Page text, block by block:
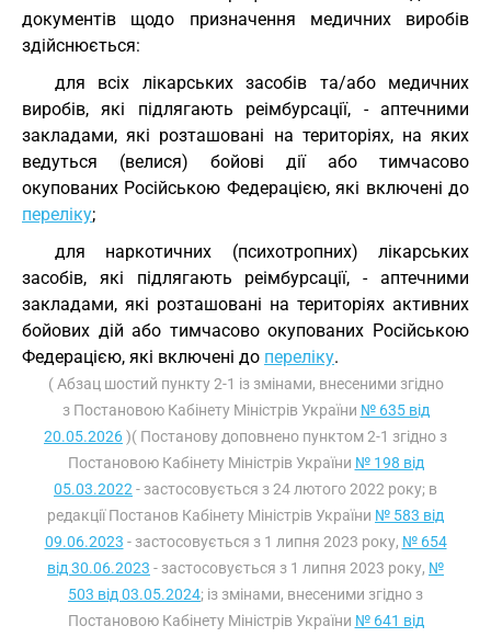
документів щодо призначення медичних виробів
здійснюється:
для всіх лікарських засобів та/або медичних
виробів, які підлягають реімбурсації, - аптечними
закладами, які розташовані на територіях, на яких
ведуться (велися) бойові дії або тимчасово
окупованих Російською Федерацією, які включені до
переліку;
для наркотичних (психотропних) лікарських
засобів, які підлягають реімбурсації, - аптечними
закладами, які розташовані на територіях активних
бойових дій або тимчасово окупованих Російською
Федерацією, які включені до переліку.
( Абзац шостий пункту 2-1 із змінами, внесеними згідно
з Постановою Кабінету Міністрів України № 635 від
20.05.2026)( Постанову доповнено пунктом 2-1 згідно з
Постановою Кабінету Міністрів України № 198 від
05.03.2022 - застосовується з 24 лютого 2022 року; в
редакції Постанов Кабінету Міністрів України № 583 від
09.06.2023 - застосовується з 1 липня 2023 року, № 654
від 30.06.2023 - застосовується з 1 липня 2023 року, №
503 від 03.05.2024; із змінами, внесеними згідно з
Постановою Кабінету Міністрів України № 641 від